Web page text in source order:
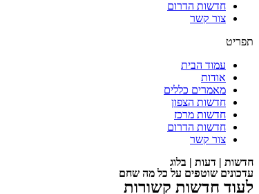
חדשות הדרום
צור קשר
תפריט
עמוד הבית
אודות
מאמרים כללים
חדשות הצפון
חדשות מרכז
חדשות הדרום
צור קשר
חדשות | דעות | בלוג
עדכונים שוטפים על כל מה שחם
לעוד חדשות קשורות